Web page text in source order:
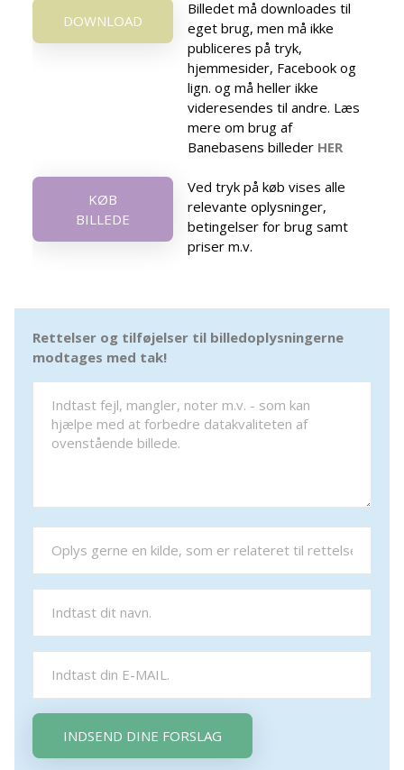
DOWNLOAD
Billedet må downloades til
eget brug, men må ikke
publiceres på tryk,
hjemmesider, Facebook og
lign. og må heller ikke
videresendes til andre. Læs
mere om brug af
Banebasens billeder HER
KØB
BILLEDE
Ved tryk på køb vises alle
relevante oplysninger,
betingelser for brug samt
priser m.v.
Rettelser og tilføjelser til billedoplysningerne
modtages med tak!
INDSEND DINE FORSLAG